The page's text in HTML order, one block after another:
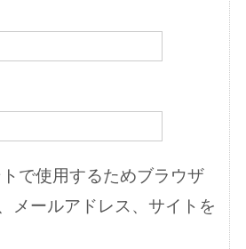
で使用するためブラウザ
メールアドレス、サイトを